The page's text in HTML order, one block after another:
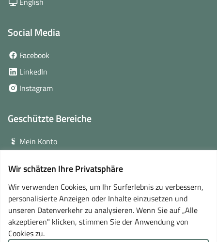
Wir schätzen Ihre Privatsphäre
Wir verwenden Cookies, um Ihr Surferlebnis zu verbessern,
personalisierte Anzeigen oder Inhalte einzusetzen und
unseren Datenverkehr zu analysieren. Wenn Sie auf „Alle
akzeptieren" klicken, stimmen Sie der Anwendung von
Cookies zu.
Social Media
Facebook
Fenster)
LinkedIn
neuem
Instagram(öffnet
Fenster)
Geschützte Bereiche
Mein Konto
Online-Lernplattform(öffnet
in
neuem
Fenster)
Partner